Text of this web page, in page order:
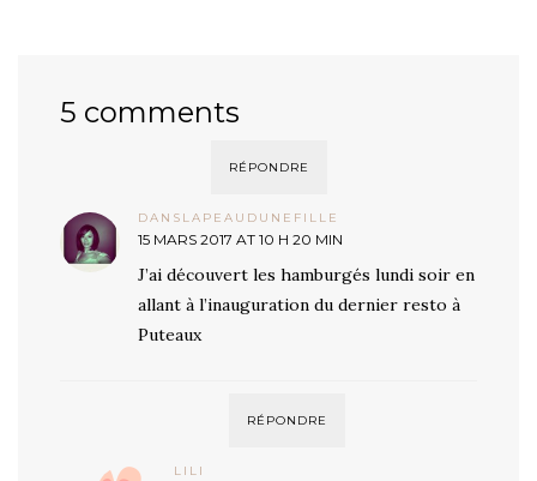
5 comments
RÉPONDRE
DANSLAPEAUDUNEFILLE
15 MARS 2017 AT 10 H 20 MIN
J’ai découvert les hamburgés lundi soir en
allant à l’inauguration du dernier resto à
Puteaux
RÉPONDRE
LILI